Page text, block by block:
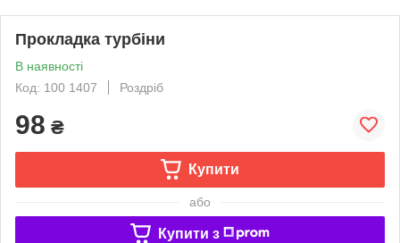
Прокладка турбіни
В наявності
Код: 100 1407
Роздріб
98 ₴
Купити
або
Купити з